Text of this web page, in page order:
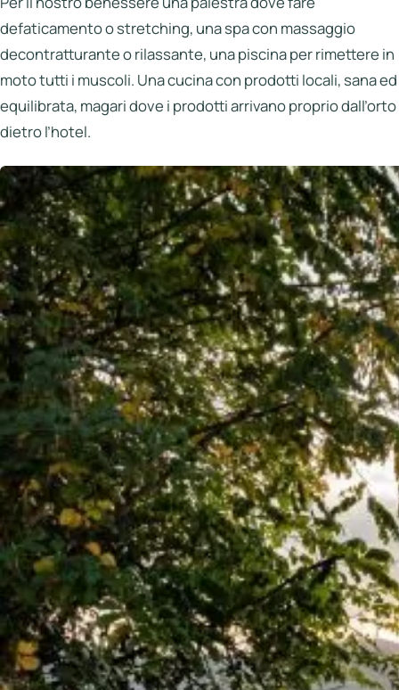
defaticamento o stretching, una spa con massaggio
decontratturante o rilassante, una piscina per rimettere in
moto tutti i muscoli. Una cucina con prodotti locali, sana ed
equilibrata, magari dove i prodotti arrivano proprio dall’orto
dietro l’hotel.